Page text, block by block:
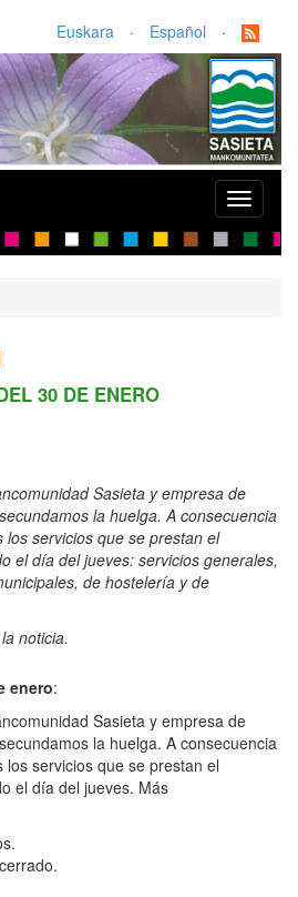
Euskara · Español ·
Toggle
30 DE ENERO
Sasieta y empresa de
la huelga. A consecuencia
servicios que se prestan el
el día del jueves: servicios generales,
de hostelería y de
noticia.
enero:
Sasieta y empresa de
la huelga. A consecuencia
servicios que se prestan el
el día del jueves. Más